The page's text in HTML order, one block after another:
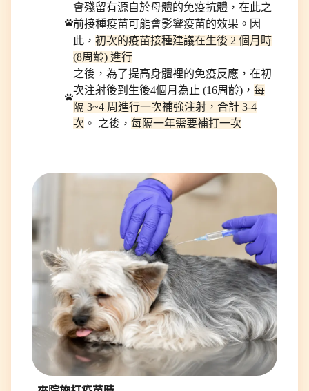
會殘留有源自於母體的免疫抗體，在此之
前接種疫苗可能會影響疫苗的效果。因
此， 初次的疫苗接種建議在生後 2 個月時
(8周齡) 進行
之後，為了提高身體裡的免疫反應，在初
次注射後到生後4個月為止 (16周齡)， 每
隔 3~4 周進行一次補強注射，合計 3-4
次 。 之後， 每隔一年需要補打一次